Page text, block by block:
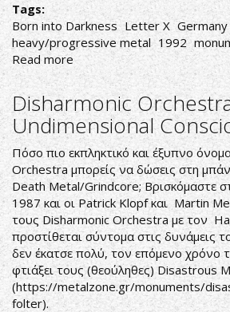
Tags:
Born into Darkness Letter X Germany
heavy/progressive metal 1992
Read more about
Letter
-
Born
into
Darkness
Disharmonic
Undimensional
Πόσο πιο εκπληκτικό και έξυπνο
Orchestra μπορείς να δώσεις στη
Death Metal/Grindcore; Βρισκόμαστε
1987 και οι Patrick Klopf και Martin
τους Disharmonic Orchestra με τον
προστίθεται σύντομα στις δυνάμεις
δεν έκατσε πολύ, τον επόμενο χρόνο
φτιάξει τους (θεούληθες) Disastrous
(https://metalzone.gr/monuments/
folter).